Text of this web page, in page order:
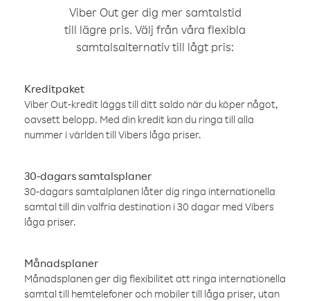
Viber Out ger dig mer samtalstid
till lägre pris. Välj från våra flexibla
samtalsalternativ till lågt pris:
Kreditpaket
Viber Out-kredit läggs till ditt saldo när du köper något,
oavsett belopp. Med din kredit kan du ringa till alla
nummer i världen till Vibers låga priser.
30-dagars samtalsplaner
30-dagars samtalplanen låter dig ringa internationella
samtal till din valfria destination i 30 dagar med Vibers
låga priser.
Månadsplaner
Månadsplanen ger dig flexibilitet att ringa internationella
samtal till hemtelefoner och mobiler till låga priser, utan